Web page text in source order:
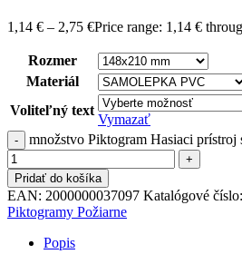
1,14 € – 2,75 €Price range: 1,14 €
Rozmer
Materiál
Voliteľný text
Vymazať
množstvo Piktogram Hasiaci prístroj
Pridať do košíka
EAN: 2000000037097 Katalógové číslo:
Piktogramy Požiarne
Popis